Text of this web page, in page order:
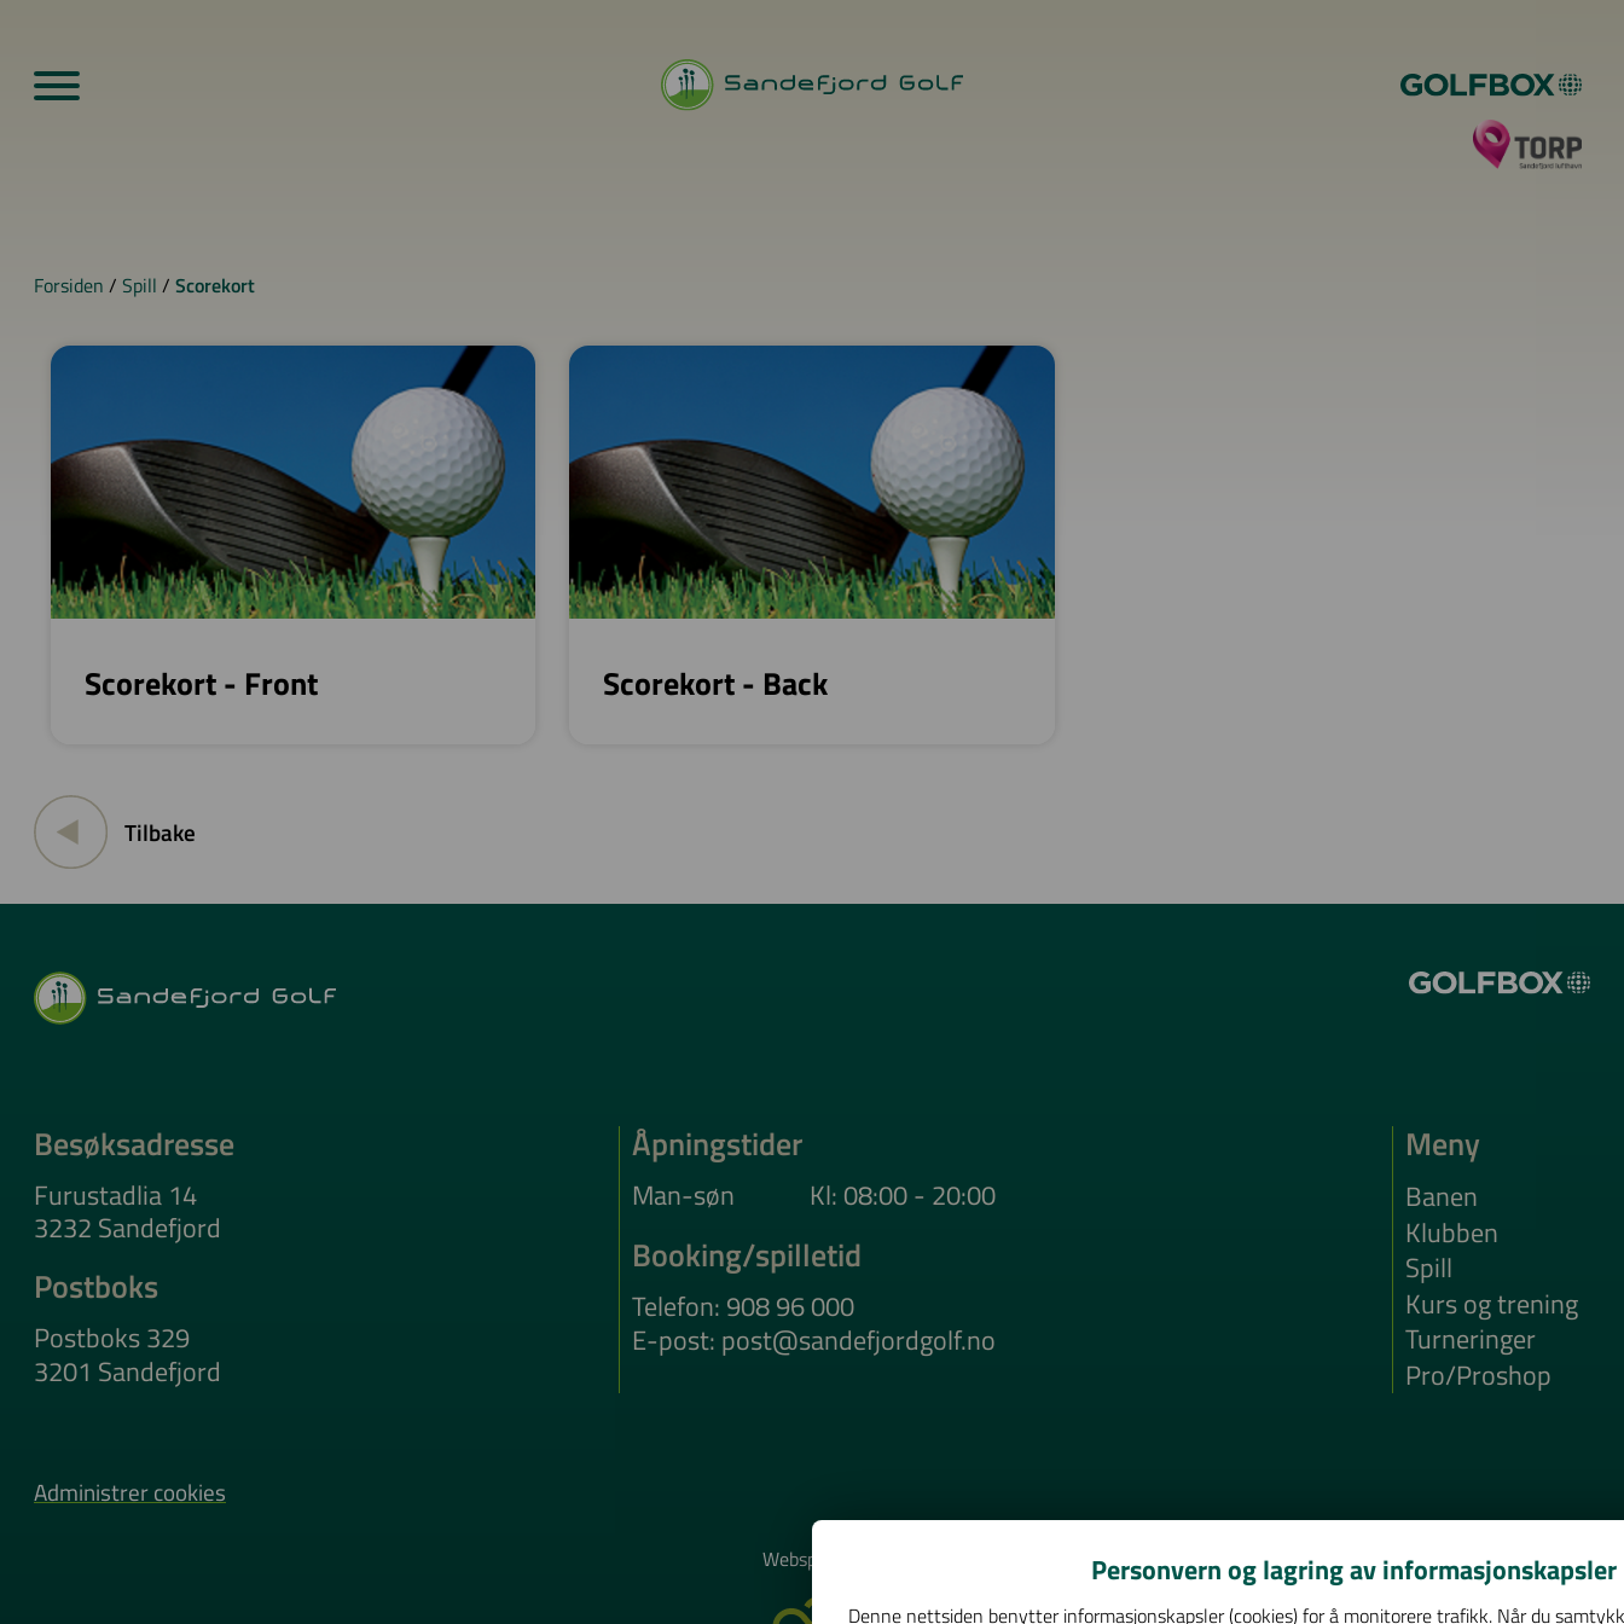
Forsiden / Spill / Scorekort
Scorekort - Front Scorekort - Back
Tilbake
Besøksadresse
Furustadlia 14
3232 Sandefjord
Postboks
Postboks 329
3201 Sandefjord
Åpningstider
Man-søn Kl: 08:00 - 20:00
Booking/spilletid
Telefon: 908 96 000
E-post: post@sandefjordgolf.no
Meny
Banen
Klubben
Spill
Kurs og trening
Turneringer
Pro/Proshop
Administrer cookies
Websponsor Personvern og lagring av informasjonskapsler
Denne nettsiden benytter informasjonskapsler (cookies) for å monitorere trafikk. Når du